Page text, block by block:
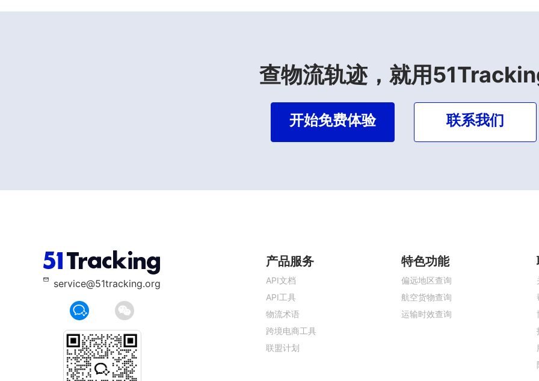
查物流轨迹，就用
开始免费体验 联系我们
service@51tracking.org
产品服务
API文档
API工具
物流术语
跨境电商工具
联盟计划
特色功能
偏远地区查询
航空货物查询
运输时效查询